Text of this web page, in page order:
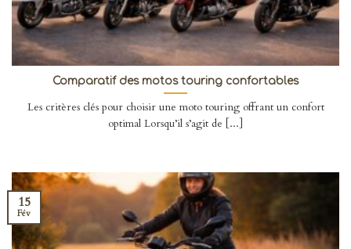
Comparatif des motos touring confortables
Les critères clés pour choisir une moto touring offrant un confort
optimal Lorsqu’il s’agit de [...]
15
Fév